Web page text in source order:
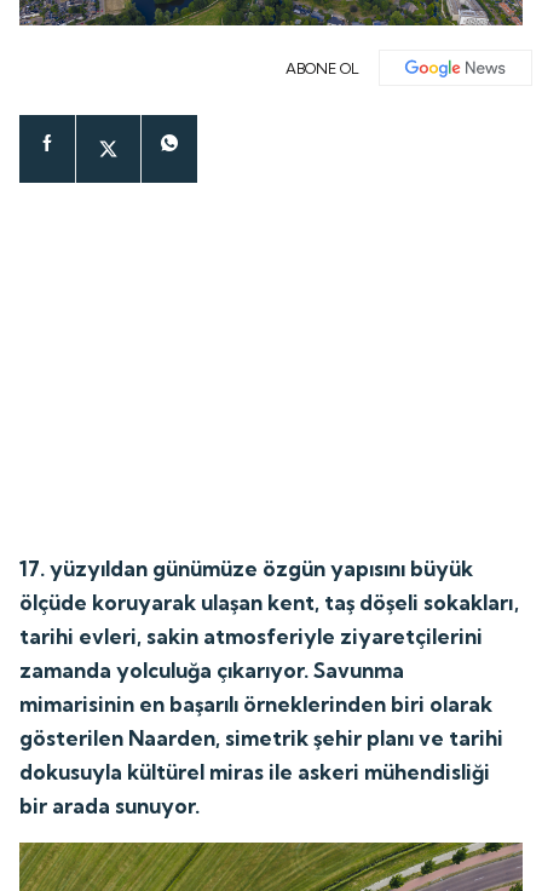
ABONE OL
17. yüzyıldan günümüze özgün yapısını büyük
ölçüde koruyarak ulaşan kent, taş döşeli sokakları,
tarihi evleri, sakin atmosferiyle ziyaretçilerini
zamanda yolculuğa çıkarıyor. Savunma
mimarisinin en başarılı örneklerinden biri olarak
gösterilen Naarden, simetrik şehir planı ve tarihi
dokusuyla kültürel miras ile askeri mühendisliği
bir arada sunuyor.